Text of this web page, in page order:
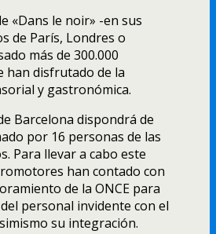
«Dans le noir» -en sus
de Parí­s, Londres o
más de 300.000
han disfrutado de la
y gastronómica.
Barcelona dispondrá de
por 16 personas de las
Para llevar a cabo este
han contado con
de la ONCE para
personal invidente con el
su integración.